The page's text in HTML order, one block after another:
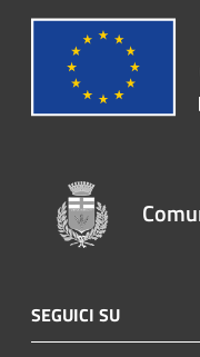
SEGUICI SU